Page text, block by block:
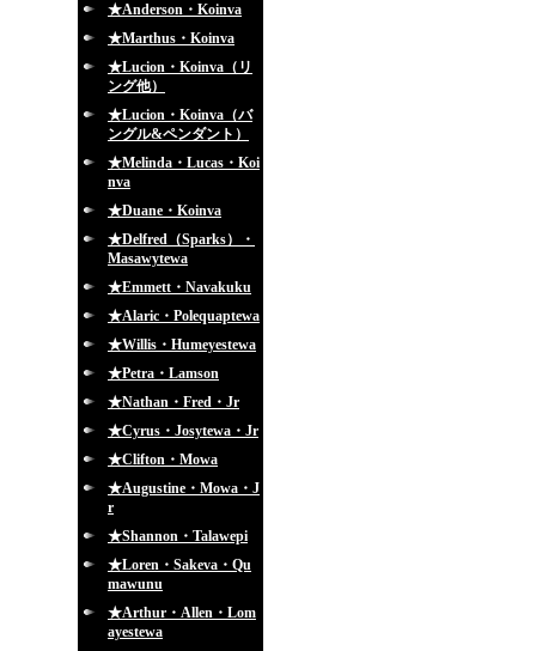
★Anderson・Koinva
★Marthus・Koinva
★Lucion・Koinva（リ
ング他）
★Lucion・Koinva（バ
ングル&ペンダント）
★Melinda・Lucas・Koi
nva
★Duane・Koinva
★Delfred（Sparks）・
Masawytewa
★Emmett・Navakuku
★Alaric・Polequaptewa
★Willis・Humeyestewa
★Petra・Lamson
★Nathan・Fred・Jr
★Cyrus・Josytewa・Jr
★Clifton・Mowa
★Augustine・Mowa・J
r
★Shannon・Talawepi
★Loren・Sakeva・Qu
mawunu
★Arthur・Allen・Lom
ayestewa